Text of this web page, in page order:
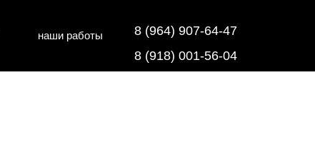
напольные покрытия8 (918) 001-56-04
наши работы 8 (964) 907-64-47